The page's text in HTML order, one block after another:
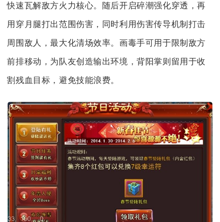
快速瓦解敌方火力核心。随后开启碎潮强化穿透，再
用穿月腿打出范围伤害，同时利用伤害传导机制打击
周围敌人，最大化清场效率。画毒手可用于限制敌方
前排移动，为队友创造输出环境，背阳掌则留用于收
割残血目标，避免技能浪费。